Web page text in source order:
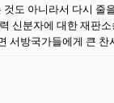
도 아니라서 다시 줄
신분자에 대한 재판
서방국가들에게 큰 찬